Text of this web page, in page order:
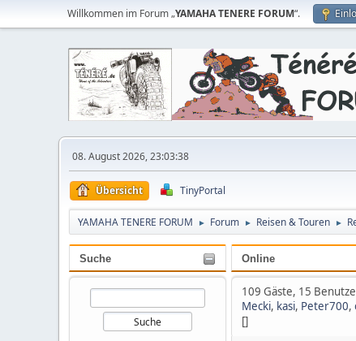
Willkommen im Forum „YAMAHA TENERE FORUM“.
08. August 2026, 23:03:38
Übersicht TinyPortal
YAMAHA TENERE FORUM ► Forum ► Reisen & Touren ►
Suche Online
109 Gäste, 15
Mecki, kasi, Peter700,
[]